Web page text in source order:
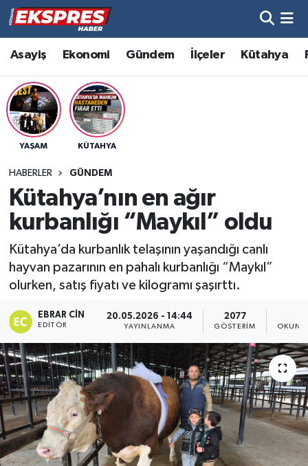
Asayiş Ekonomi Gündem İlçeler Kütahya
YAŞAM KÜTAHYA
HABERLER GÜNDEM
Kütahya’nın en ağır
kurbanlığı “Maykıl” oldu
Kütahya’da kurbanlık telaşının yaşandığı canlı
hayvan pazarının en pahalı kurbanlığı “Maykıl”
olurken, satış fiyatı ve kilogramı şaşırttı.
EBRAR CIN
EDITÖR
20.05.2026 - 14:44
YAYINLANMA
2077
GÖSTERIM
Altıntaş
Asayiş
Aslanapa
Bölge
Çavdarhisar
Domaniç
Eğitim
Ekonomi
Emet
Hava Durumu
Trafik Durumu
Süper Lig Puan Durumu ve Fikstür
Son Dakika Haberleri
Haber Arşivi